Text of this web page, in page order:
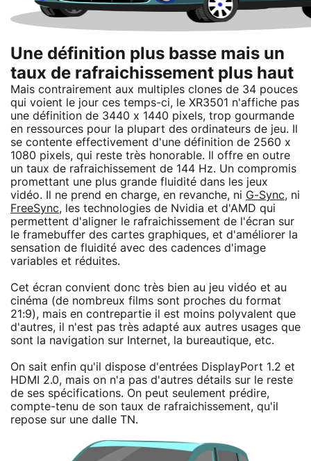
Une définition plus basse mais un
taux de rafraichissement plus haut
Mais contrairement aux multiples clones de 34 pouces
qui voient le jour ces temps-ci, le XR3501 n'affiche pas
une définition de 3440 x 1440 pixels, trop gourmande
en ressources pour la plupart des ordinateurs de jeu. Il
se contente effectivement d'une définition de 2560 x
1080 pixels, qui reste très honorable. Il offre en outre
un taux de rafraichissement de 144 Hz. Un compromis
promettant une plus grande fluidité dans les jeux
vidéo. Il ne prend en charge, en revanche, ni G-Sync, ni
FreeSync, les technologies de Nvidia et d'AMD qui
permettent d'aligner le rafraichissement de l'écran sur
le framebuffer des cartes graphiques, et d'améliorer la
sensation de fluidité avec des cadences d'image
variables et réduites.
Cet écran convient donc très bien au jeu vidéo et au
cinéma (de nombreux films sont proches du format
21:9), mais en contrepartie il est moins polyvalent que
d'autres, il n'est pas très adapté aux autres usages que
sont la navigation sur Internet, la bureautique, etc.
On sait enfin qu'il dispose d'entrées DisplayPort 1.2 et
HDMI 2.0, mais on n'a pas d'autres détails sur le reste
de ses spécifications. On peut seulement prédire,
compte-tenu de son taux de rafraichissement, qu'il
repose sur une dalle TN.